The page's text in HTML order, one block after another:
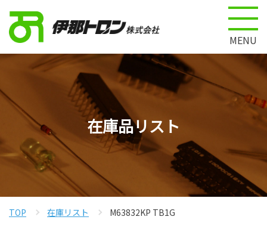
MENU
在庫品リスト
TOP 在庫リスト M63832KP TB1G